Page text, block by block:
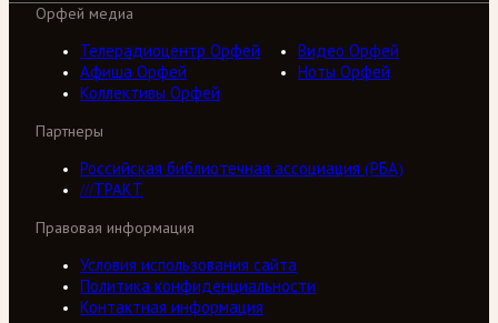
Орфей медиа
Телерадиоцентр Орфей
Видео Орфей
Афиша Орфей
Ноты Орфей
Коллективы Орфей
Партнеры
Российская библиотечная ассоциация (РБА)
///ТРАКТ
Правовая информация
Условия использования сайта
Политика конфиденциальности
Контактная информация